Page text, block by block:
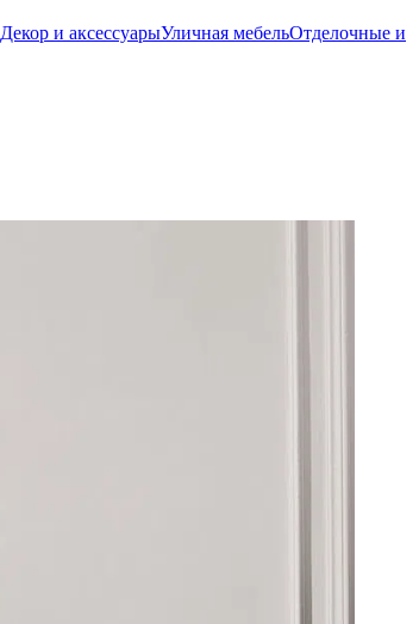
Декор и аксессуарыУличная мебельОтделочные и